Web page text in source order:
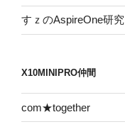
すｚのAspireOne研究
X10MINIPRO仲間
com★together